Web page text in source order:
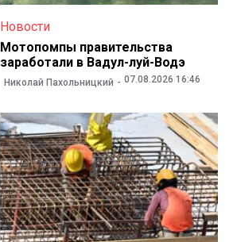
Новости
Мотопомпы правительства
заработали в Вадул-луй-Водэ
Николай Пахольницкий 07.08.2026 16:46